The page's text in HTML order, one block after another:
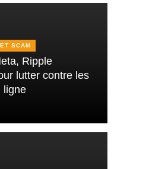
SCAM
Ripple
lutter contre les
ligne